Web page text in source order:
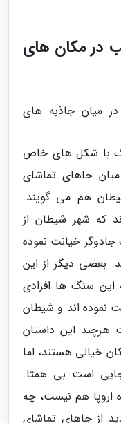
در مکان های
میان جاذبه های
واروس مجموعه ای از 10 سنگ با شکل های خاص
جاهای تماشای
هم می گویند.
که شهر شیطان از
خیانت نموده
بعضی دیگر از این
این سنگ ها افرادی
نموده اند و شیطان
هرچند این داستان
خیالی هستند، اما
است بی همتا.
اروپا هم نیست، چه
از جاهای تماشای